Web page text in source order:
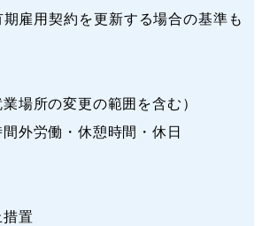
雇用契約を更新する場合の基準も
場所の変更の範囲を含む）
外労働・休憩時間・休日
置